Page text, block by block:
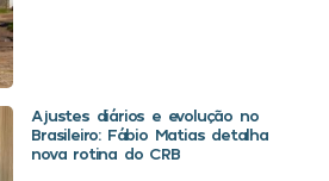
Ajustes diários e evolução no
Brasileiro: Fábio Matias detalha
nova rotina do CRB